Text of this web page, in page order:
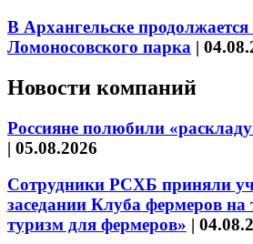
В Архангельске продолжается
Ломоносовского парка |
Новости компаний
Россияне полюбили
| 05.08.2026
Сотрудники РСХБ приняли
заседании Клуба фермеров на
туризм для фермеров» |